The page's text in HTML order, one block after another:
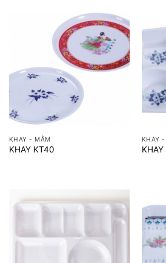
KHAY - MÂM
KHAY KT40
KHAY